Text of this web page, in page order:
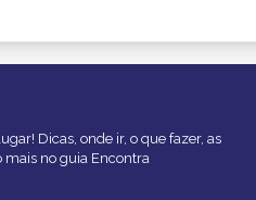
Dicas, onde ir, o que fazer, as
mais no guia Encontra